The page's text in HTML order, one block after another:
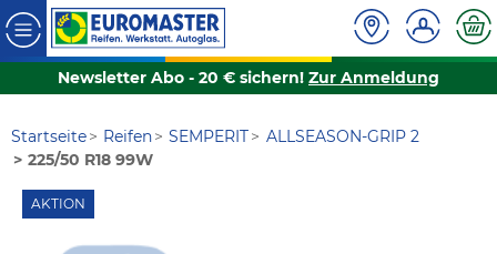
Newsletter Abo - 20 € sichern! Zur Anmeldung
Startseite Reifen SEMPERIT
ALLSEASON-GRIP 2
225/50 R18 99W
AKTION